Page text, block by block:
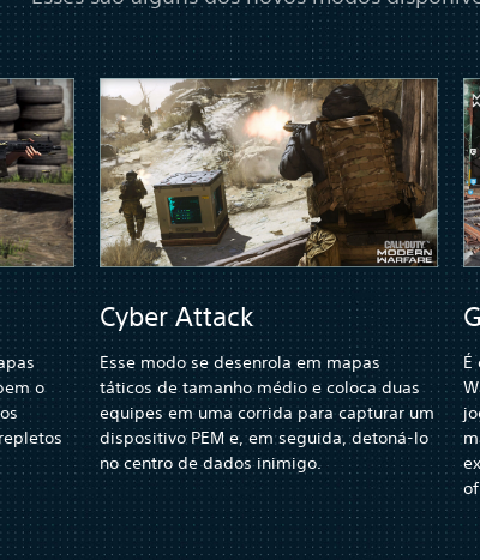
o
Cyber Attack
Esse modo se desenrola em mapas
táticos de tamanho médio e coloca duas
equipes em uma corrida para capturar um
dispositivo PEM e, em seguida, detoná-lo
no centro de dados inimigo.
É